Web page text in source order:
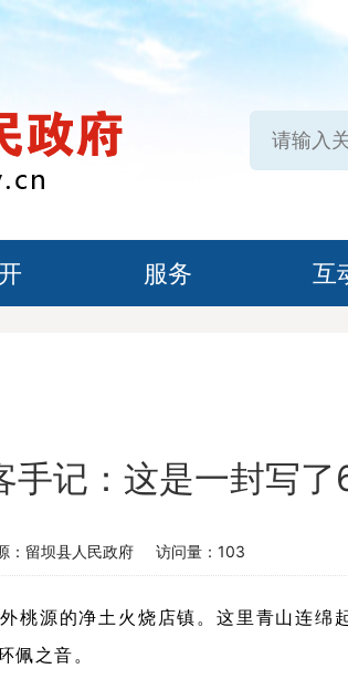
服务 互
手记：这是一封写了
：留坝县人民政府 访问量： 103
桃源的净土火烧店镇。这里青山连绵
佩之音。